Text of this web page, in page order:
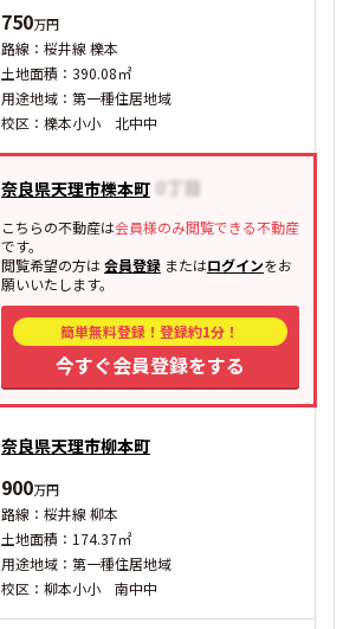
750万円
路線：桜井線 櫟本
土地面積：390.08㎡
用途地域：第一種住居地域
校区：櫟本小小 北中中
奈良県天理市櫟本町
こちらの不動産は会員様のみ閲覧できる不動産
です。
閲覧希望の方は会員登録またはログインをお
願いいたします。
簡単無料登録！登録約1分！
今すぐ会員登録をする
奈良県天理市柳本町
900万円
路線：桜井線 柳本
土地面積：174.37㎡
用途地域：第一種住居地域
校区：柳本小小 南中中